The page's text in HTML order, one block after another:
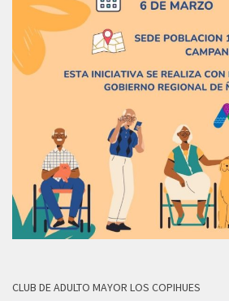
CLUB DE ADULTO MAYOR LOS COPIHUES